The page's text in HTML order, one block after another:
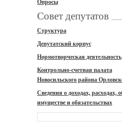
Опросы
Совет депутатов
Структура
Депутатский корпус
Нормотворческая деятельность
Контрольно-счетная палата
Новосильского района
Сведения о доходах, расходах,
имуществе и обязательствах